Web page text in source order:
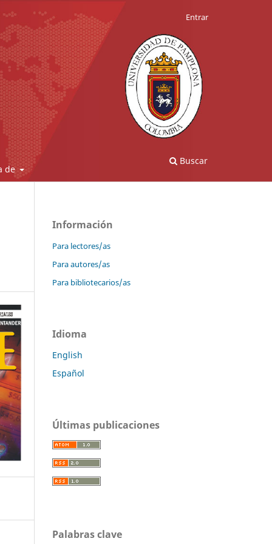
de
Buscar
Entrar
Información
Para lectores/as
Para autores/as
Para bibliotecarios/as
Idioma
English
Español
Últimas publicaciones
Palabras clave